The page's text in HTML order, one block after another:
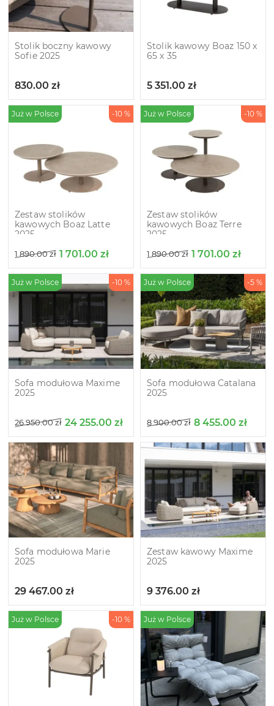
Stolik boczny kawowy
Sofie 2025
830.00 zł
Stolik kawowy Boaz 150 x
65 х 35
5 351.00 zł
Już w Polsce -10 %
Zestaw stolików
kawowych Boaz Latte
2025
1 890.00zł 1 701.00 zł
Już w Polsce -10 %
Zestaw stolików
kawowych Boaz Terre
2025
1 890.00zł 1 701.00 zł
Już w Polsce -10 %
Sofa modułowa Maxime
2025
26 950.00zł 24 255.00 zł
Już w Polsce -5 %
Sofa modułowa Catalana
2025
8 900.00zł 8 455.00 zł
Sofa modułowa Marie
2025
29 467.00 zł
Zestaw kawowy Maxime
2025
9 376.00 zł
Już w Polsce -10 % Już w Polsce